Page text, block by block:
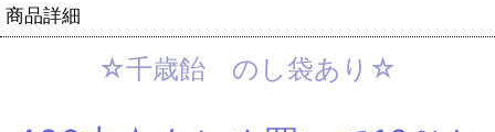
商品詳細
☆千歳飴 のし袋あり☆